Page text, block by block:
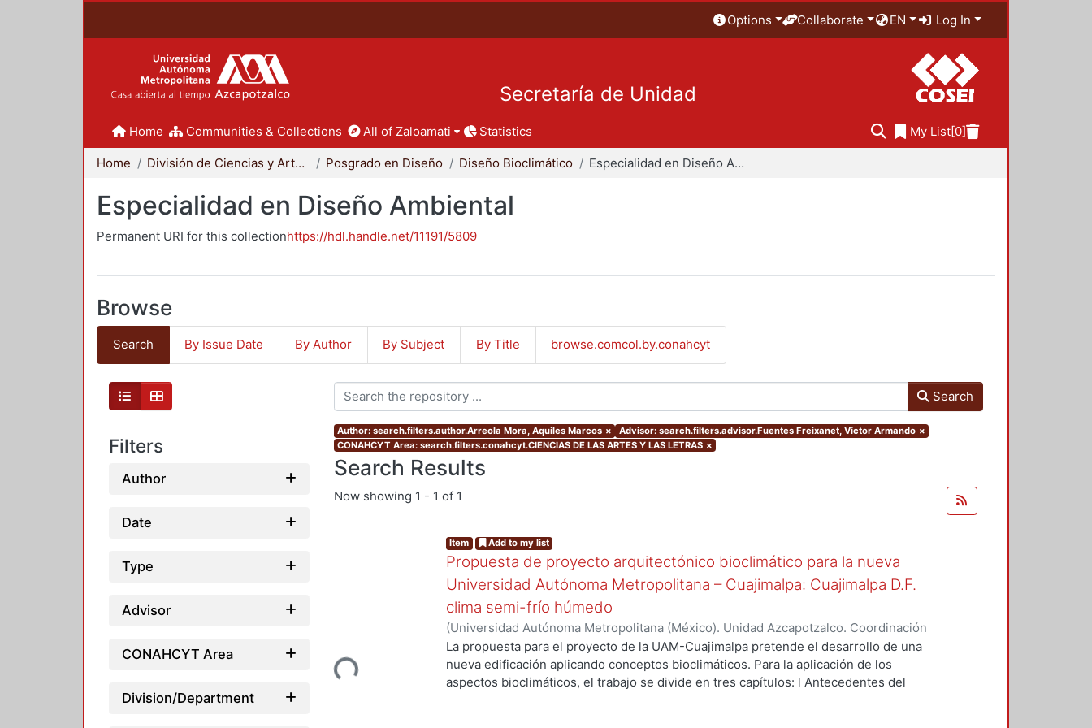
Options Collaborate EN Log In
Secretaría de Unidad
Home Communities & Collections All of Zaloamati Statistics My List[0]
Home División de Ciencias y Artes para el Diseño Posgrado en Diseño Diseño Bioclimático Especialidad en Diseño Ambiental
Especialidad en Diseño Ambiental
Permanent URI for this collectionhttps://hdl.handle.net/11191/5809
Browse
Search By Issue Date By Author By Subject By Title browse.comcol.by.conahcyt
Filters
Author
Date
Type
Advisor
CONAHCYT Area
Division/Department
Search
Author: search.filters.author.Arreola Mora, Aquiles Marcos × Advisor: search.filters.advisor.Fuentes Freixanet, Víctor Armando ×
CONAHCYT Area: search.filters.conahcyt.CIENCIAS DE LAS ARTES Y LAS LETRAS ×
Search Results
Now showing 1 - 1 of 1
Loading...
Item Add to my list
Propuesta de proyecto arquitectónico bioclimático para la nueva
Universidad Autónoma Metropolitana – Cuajimalpa: Cuajimalpa D.F.
clima semi-frío húmedo
(Universidad Autónoma Metropolitana (México). Unidad Azcapotzalco. Coordinación
de Servicios de Información.,2005-10)Arreola Mora, Aquiles Marcos
La propuesta para el proyecto de la UAM-Cuajimalpa pretende el desarrollo de una
nueva edificación aplicando conceptos bioclimáticos. Para la aplicación de los
aspectos bioclimáticos, el trabajo se divide en tres capítulos: l Antecedentes del